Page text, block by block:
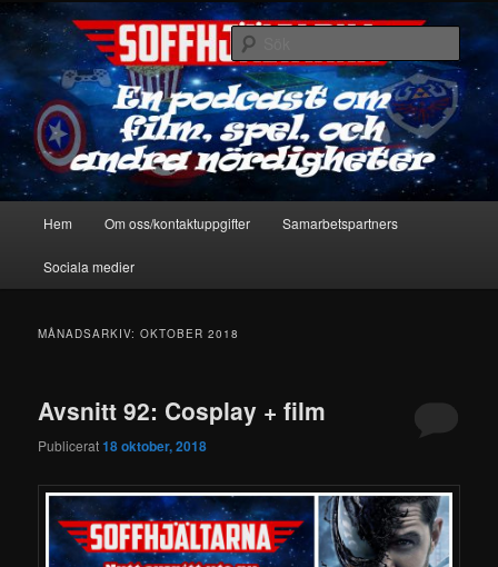
Hoppa
primärt
innehåll
Hoppa
sekundärt
innehållSoffhjältarna
En podcast om film, spel & andra nördigheter
Sök
Hem Om oss/kontaktuppgifter Samarbetspartners
Sociala medier
MÅNADSARKIV:OKTOBER 2018
Avsnitt 92: Cosplay + film
Publicerat18 oktober, 2018